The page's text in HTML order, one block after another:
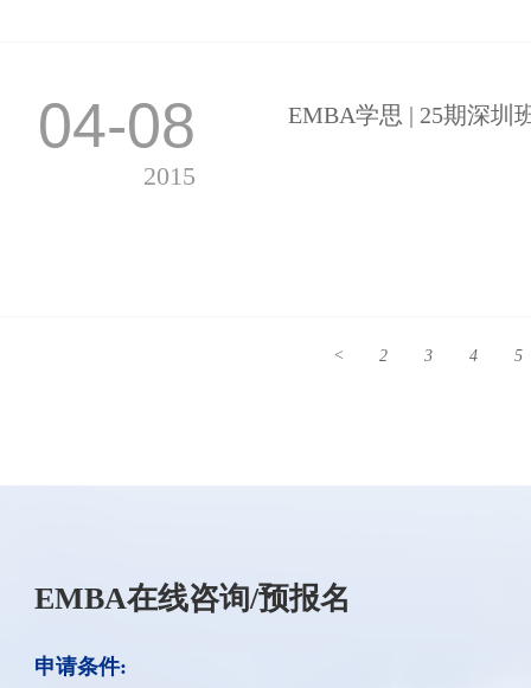
04-08
2015
EMBA学思 | 25期深圳
< 2 3 4 5
EMBA在线咨询/预报名
申请条件: